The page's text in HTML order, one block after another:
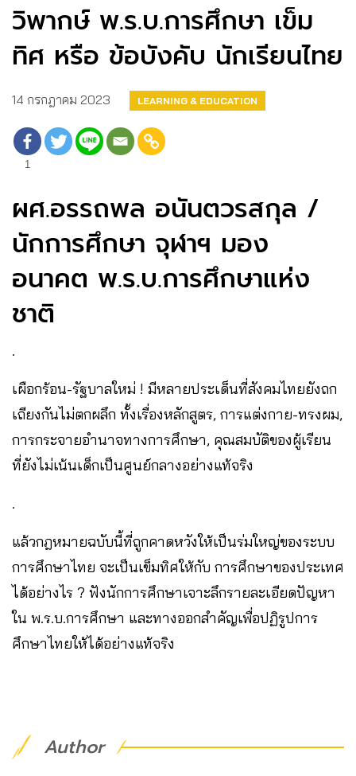
วิพากษ์ พ.ร.บ.การศึกษา เข็ม
ทิศ หรือ ข้อบังคับ นักเรียนไทย
14 กรกฎาคม 2023 LEARNING & EDUCATION
1
ผศ.อรรถพล อนันตวรสกุล /
นักการศึกษา จุฬาฯ มอง
อนาคต พ.ร.บ.การศึกษาแห่ง
ชาติ
.
เผือกร้อน-รัฐบาลใหม่ ! มีหลายประเด็นที่สังคมไทยยังถก
เถียงกันไม่ตกผลึก ทั้งเรื่องหลักสูตร, การแต่งกาย-ทรงผม,
การกระจายอำนาจทางการศึกษา, คุณสมบัติของผู้เรียน
ที่ยังไม่เน้นเด็กเป็นศูนย์กลางอย่างแท้จริง
.
แล้วกฎหมายฉบับนี้ที่ถูกคาดหวังให้เป็นร่มใหญ่ของระบบ
การศึกษาไทย จะเป็นเข็มทิศให้กับ การศึกษาของประเทศ
ได้อย่างไร ? ฟังนักการศึกษาเจาะลึกรายละเอียดปัญหา
ใน พ.ร.บ.การศึกษา และทางออกสำคัญเพื่อปฏิรูปการ
ศึกษาไทยให้ได้อย่างแท้จริง
Author